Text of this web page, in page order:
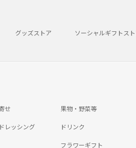
グッズストア ソーシャルギフトス
せ 果物・野菜等
レッシング ドリンク
フラワーギフト